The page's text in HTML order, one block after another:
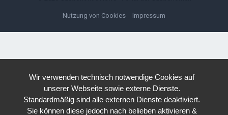
Nutzung von Cookies Impressum
Wir verwenden technisch notwendige Cookies auf
unserer Webseite sowie externe Dienste.
Standardmäßig sind alle externen Dienste deaktiviert.
Sie können diese jedoch nach belieben aktivieren &